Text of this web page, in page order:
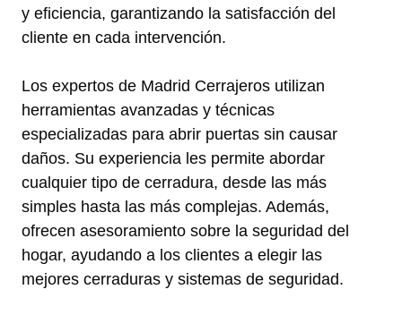
y eficiencia, garantizando la satisfacción del
cliente en cada intervención.
Los expertos de Madrid Cerrajeros utilizan
herramientas avanzadas y técnicas
especializadas para abrir puertas sin causar
daños. Su experiencia les permite abordar
cualquier tipo de cerradura, desde las más
simples hasta las más complejas. Además,
ofrecen asesoramiento sobre la seguridad del
hogar, ayudando a los clientes a elegir las
mejores cerraduras y sistemas de seguridad.